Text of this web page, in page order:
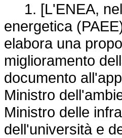
1. [L'ENEA, nel
energetica
elabora una
miglioramento
documento
Ministro
Ministro delle
dell'università e